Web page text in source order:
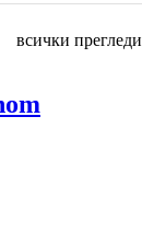
всички прегледи